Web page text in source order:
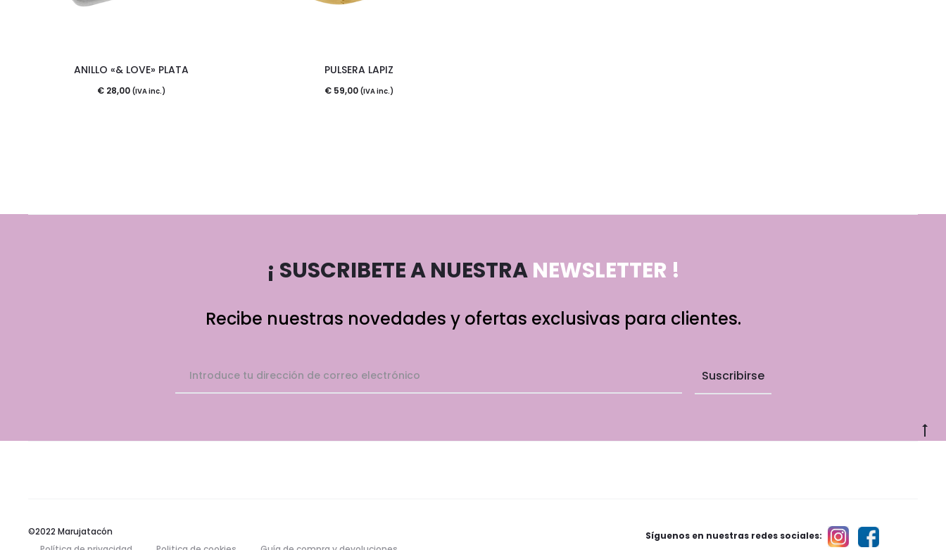
ANILLO «& LOVE» PLATA
€ 28,00 (IVA inc.)
PULSERA LAPIZ
€ 59,00 (IVA inc.)
¡ SUSCRIBETE A NUESTRANEWSLETTER !
Recibe nuestras novedades y ofertas exclusivas para clientes.
©2022 Marujatacón
Síguenos en nuestras redes sociales: